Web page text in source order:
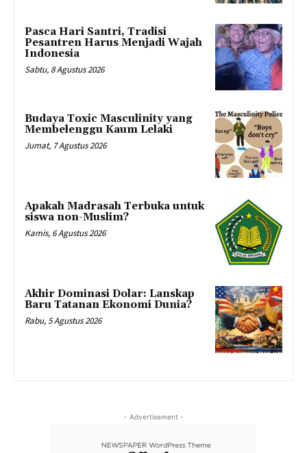
Pasca Hari Santri, Tradisi
Pesantren Harus Menjadi Wajah
Indonesia
Sabtu, 8 Agustus 2026
Budaya Toxic Masculinity yang
Membelenggu Kaum Lelaki
Jumat, 7 Agustus 2026
Apakah Madrasah Terbuka untuk
siswa non-Muslim?
Kamis, 6 Agustus 2026
Akhir Dominasi Dolar: Lanskap
Baru Tatanan Ekonomi Dunia?
Rabu, 5 Agustus 2026
- Advertisement -